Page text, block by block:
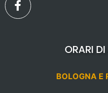
ORARI
BOLOGNA E